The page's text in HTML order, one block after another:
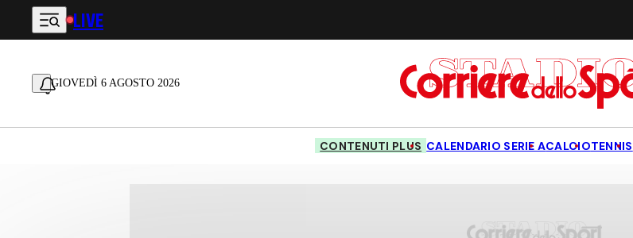
Vai al contenuto principale
LIVE
GIOVEDÌ 6 AGOSTO 2026
CONTENUTI PLUS CALENDARIO SERIE ACALCIOTENNIS